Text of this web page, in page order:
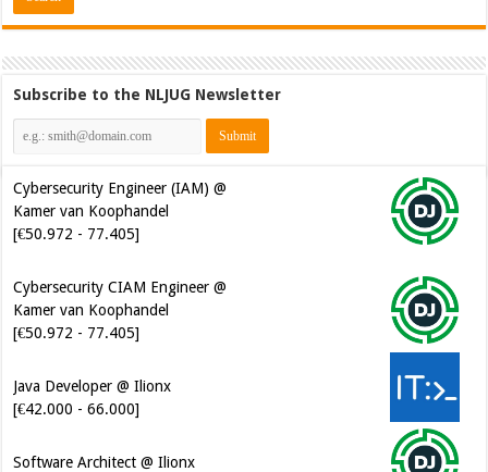
Subscribe to the NLJUG Newsletter
Cybersecurity Engineer (IAM) @
Kamer van Koophandel
[€50.972 - 77.405]
Cybersecurity CIAM Engineer @
Kamer van Koophandel
[€50.972 - 77.405]
Java Developer @ Ilionx
[€42.000 - 66.000]
Software Architect @ Ilionx